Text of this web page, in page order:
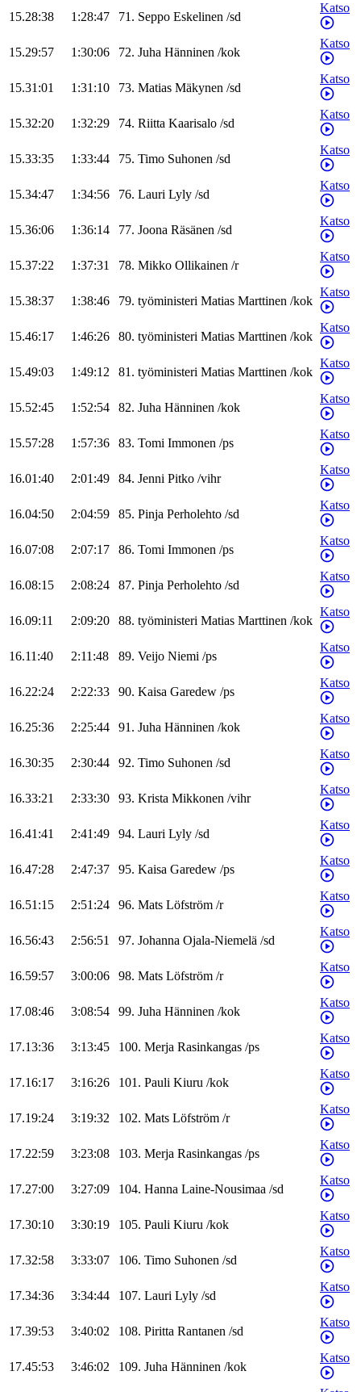
15.28:38 1:28:47 71. Seppo Eskelinen /sd
Katso
15.29:57 1:30:06 72. Juha Hänninen /kok
Katso
15.31:01 1:31:10 73. Matias Mäkynen /sd
Katso
15.32:20 1:32:29 74. Riitta Kaarisalo /sd
Katso
15.33:35 1:33:44 75. Timo Suhonen /sd
Katso
15.34:47 1:34:56 76. Lauri Lyly /sd
Katso
15.36:06 1:36:14 77. Joona Räsänen /sd
Katso
15.37:22 1:37:31 78. Mikko Ollikainen /r
Katso
15.38:37 1:38:46 79. työministeri Matias Marttinen /kok
Katso
15.46:17 1:46:26 80. työministeri Matias Marttinen /kok
Katso
15.49:03 1:49:12 81. työministeri Matias Marttinen /kok
Katso
15.52:45 1:52:54 82. Juha Hänninen /kok
Katso
15.57:28 1:57:36 83. Tomi Immonen /ps
Katso
16.01:40 2:01:49 84. Jenni Pitko /vihr
Katso
16.04:50 2:04:59 85. Pinja Perholehto /sd
Katso
16.07:08 2:07:17 86. Tomi Immonen /ps
Katso
16.08:15 2:08:24 87. Pinja Perholehto /sd
Katso
16.09:11 2:09:20 88. työministeri Matias Marttinen /kok
Katso
16.11:40 2:11:48 89. Veijo Niemi /ps
Katso
16.22:24 2:22:33 90. Kaisa Garedew /ps
Katso
16.25:36 2:25:44 91. Juha Hänninen /kok
Katso
16.30:35 2:30:44 92. Timo Suhonen /sd
Katso
16.33:21 2:33:30 93. Krista Mikkonen /vihr
Katso
16.41:41 2:41:49 94. Lauri Lyly /sd
Katso
16.47:28 2:47:37 95. Kaisa Garedew /ps
Katso
16.51:15 2:51:24 96. Mats Löfström /r
Katso
16.56:43 2:56:51 97. Johanna Ojala-Niemelä /sd
Katso
16.59:57 3:00:06 98. Mats Löfström /r
Katso
17.08:46 3:08:54 99. Juha Hänninen /kok
Katso
17.13:36 3:13:45 100. Merja Rasinkangas /ps
Katso
17.16:17 3:16:26 101. Pauli Kiuru /kok
Katso
17.19:24 3:19:32 102. Mats Löfström /r
Katso
17.22:59 3:23:08 103. Merja Rasinkangas /ps
Katso
17.27:00 3:27:09 104. Hanna Laine-Nousimaa /sd
Katso
17.30:10 3:30:19 105. Pauli Kiuru /kok
Katso
17.32:58 3:33:07 106. Timo Suhonen /sd
Katso
17.34:36 3:34:44 107. Lauri Lyly /sd
Katso
17.39:53 3:40:02 108. Piritta Rantanen /sd
Katso
17.45:53 3:46:02 109. Juha Hänninen /kok
Katso